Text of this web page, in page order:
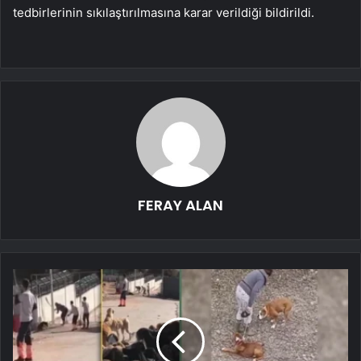
tedbirlerinin sıkılaştırılmasına karar verildiği bildirildi.
FERAY ALAN